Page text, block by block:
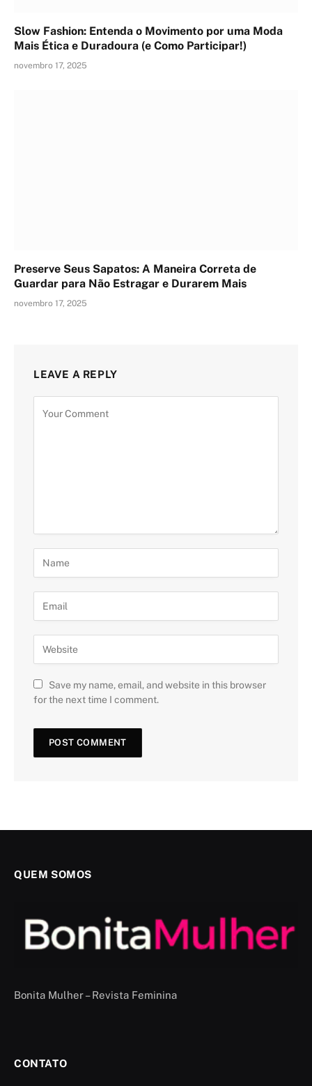
Slow Fashion: Entenda o Movimento por uma Moda
Mais Ética e Duradoura (e Como Participar!)
novembro 17, 2025
Preserve Seus Sapatos: A Maneira Correta de
Guardar para Não Estragar e Durarem Mais
novembro 17, 2025
LEAVE A REPLY
Save my name, email, and website in this browser
for the next time I comment.
QUEM SOMOS
Bonita Mulher – Revista Feminina
CONTATO